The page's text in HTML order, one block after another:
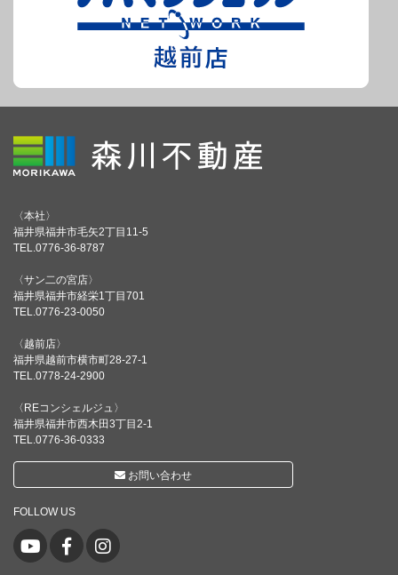
〈本社〉
福井県福井市毛矢2丁目11-5
TEL.0776-36-8787
〈サン二の宮店〉
福井県福井市経栄1丁目701
TEL.0776-23-0050
〈越前店〉
福井県越前市横市町28-27-1
TEL.0778-24-2900
〈REコンシェルジュ〉
福井県福井市西木田3丁目2-1
TEL.0776-36-0333
お問い合わせ
FOLLOW US